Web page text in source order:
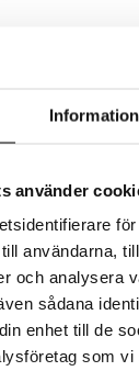
Information
använder
användarna,
och analysera
sådana
enhet till de
som vi